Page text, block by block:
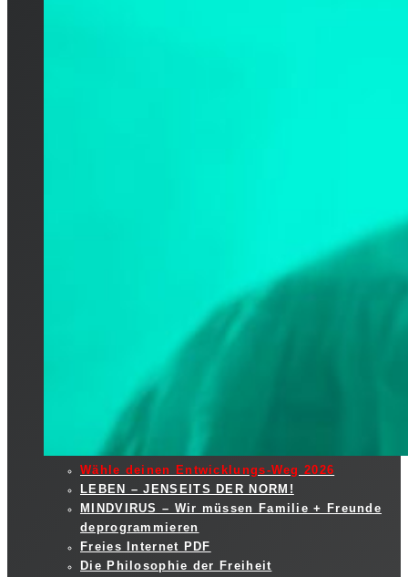
Wähle deinen Entwicklungs-Weg 2026
LEBEN – JENSEITS DER NORM!
MINDVIRUS – Wir müssen Familie + Freunde
deprogrammieren
Freies Internet PDF
Die Philosophie der Freiheit